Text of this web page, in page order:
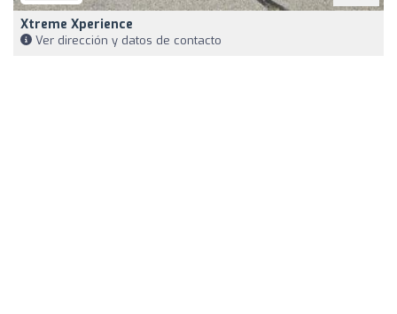
Xtreme Xperience
Ver dirección y datos de contacto